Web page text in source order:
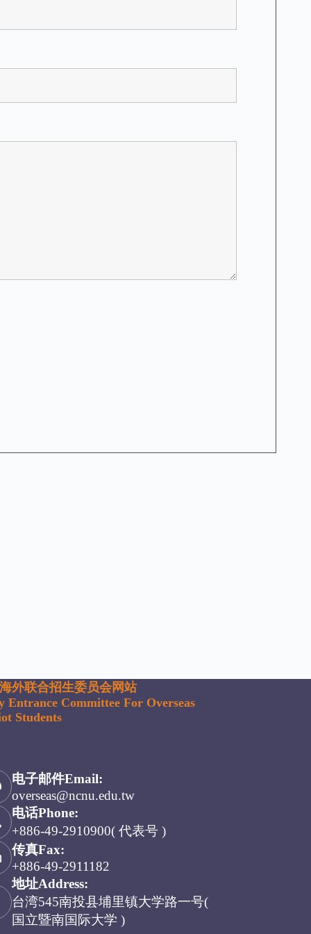
外联合招生委员会网站
Entrance Committee For Overseas
Students
电子邮件Email:
overseas@ncnu.edu.tw
电话Phone:
+886-49-2910900( 代表号 )
传真Fax:
+886-49-2911182
地址Address:
台湾545南投县埔里镇大学路一号(
国立暨南国际大学 )